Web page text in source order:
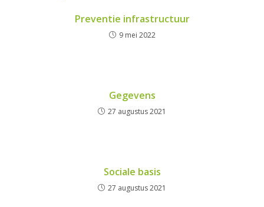
Preventie infrastructuur
9 mei 2022
Gegevens
27 augustus 2021
Sociale basis
27 augustus 2021